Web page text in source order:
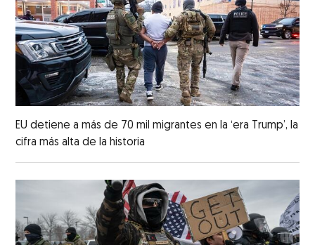
EU detiene a más de 70 mil migrantes en la ‘era Trump’, la
cifra más alta de la historia